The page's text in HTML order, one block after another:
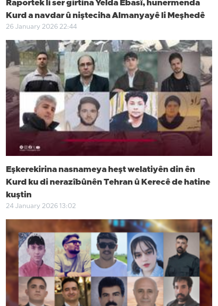
Raportek li ser girtina Yelda Ebasî, hunermenda
Kurd a navdar û nişteciha Almanyayê li Meşhedê
26 January 2026 22:44
Eşkerekirina nasnameya heşt welatiyên din ên
Kurd ku di nerazîbûnên Tehran û Kerecê de hatine
kuştin
24 January 2026 13:02